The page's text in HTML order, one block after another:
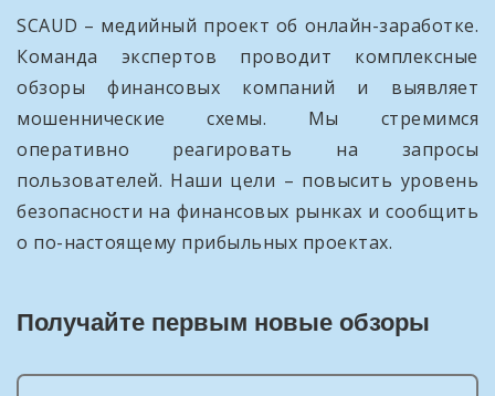
SCAUD – медийный проект об онлайн-заработке.
Команда экспертов проводит комплексные
обзоры финансовых компаний и выявляет
мошеннические схемы. Мы стремимся
оперативно реагировать на запросы
пользователей. Наши цели – повысить уровень
безопасности на финансовых рынках и сообщить
о по-настоящему прибыльных проектах.
Получайте первым новые обзоры